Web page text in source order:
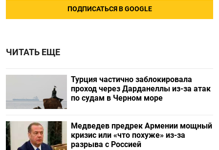
ПОДПИСАТЬСЯ В GOOGLE
ЧИТАТЬ ЕЩЕ
Турция частично заблокировала
проход через Дарданеллы из-за атак
по судам в Черном море
Медведев предрек Армении мощный
кризис или «что похуже» из-за
разрыва с Россией